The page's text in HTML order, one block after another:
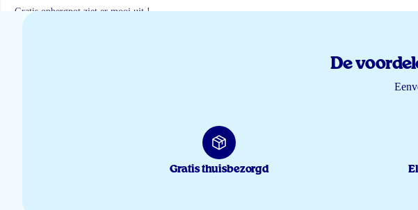
Gratis opbergpot ziet er mooi uit !
De
Gratis thuisbezorgd